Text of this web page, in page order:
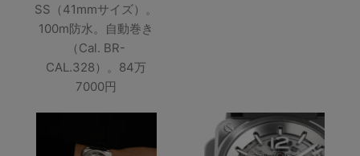
SS（41mmサイズ）。
100m防水。自動巻き
（Cal. BR-
CAL.328）。84万
7000円